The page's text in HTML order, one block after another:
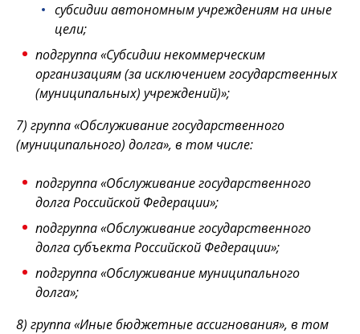
субсидии автономным учреждениям на иные
цели;
подгруппа «Субсидии некоммерческим
организациям (за исключением государственных
(муниципальных) учреждений)»;
7) группа «Обслуживание государственного
(муниципального) долга», в том числе:
подгруппа «Обслуживание государственного
долга Российской Федерации»;
подгруппа «Обслуживание государственного
долга субъекта Российской Федерации»;
подгруппа «Обслуживание муниципального
долга»;
8) группа «Иные бюджетные ассигнования», в том